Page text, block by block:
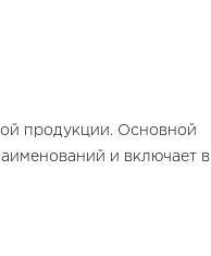
продукции. Основной
и включает в